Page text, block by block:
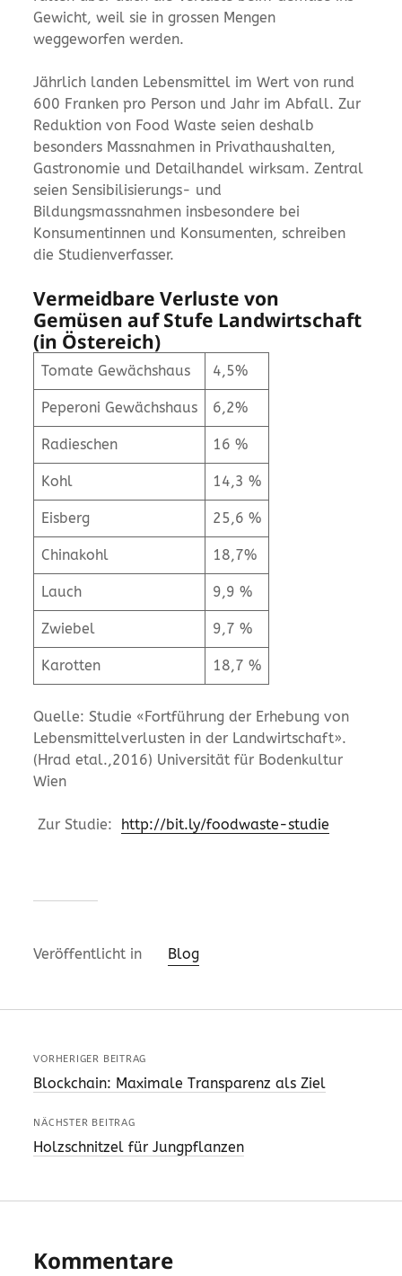
Gewicht, weil sie in grossen Mengen
weggeworfen werden.
Jährlich landen Lebensmittel im Wert von rund
600 Franken pro Person und Jahr im Abfall. Zur
Reduktion von Food Waste seien deshalb
besonders Massnahmen in Privathaushalten,
Gastronomie und Detailhandel wirksam. Zentral
seien Sensibilisierungs- und
Bildungsmassnahmen insbesondere bei
Konsumentinnen und Konsumenten, schreiben
die Studienverfasser.
Vermeidbare Verluste von
Gemüsen auf Stufe Landwirtschaft
(in Östereich)
Tomate Gewächshaus 4,5%
Peperoni Gewächshaus 6,2%
Radieschen 16 %
Kohl 14,3 %
Eisberg 25,6 %
Chinakohl 18,7%
Lauch 9,9 %
Zwiebel 9,7 %
Karotten 18,7 %
Quelle: Studie «Fortführung der Erhebung von
Lebensmittelverlusten in der Landwirtschaft».
(Hrad etal.,2016) Universität für Bodenkultur
Wien
Zur Studie: http://bit.ly/foodwaste-studie
Veröffentlicht in Blog
VORHERIGER BEITRAG
Blockchain: Maximale Transparenz als Ziel
NÄCHSTER BEITRAG
Holzschnitzel für Jungpflanzen
Kommentare